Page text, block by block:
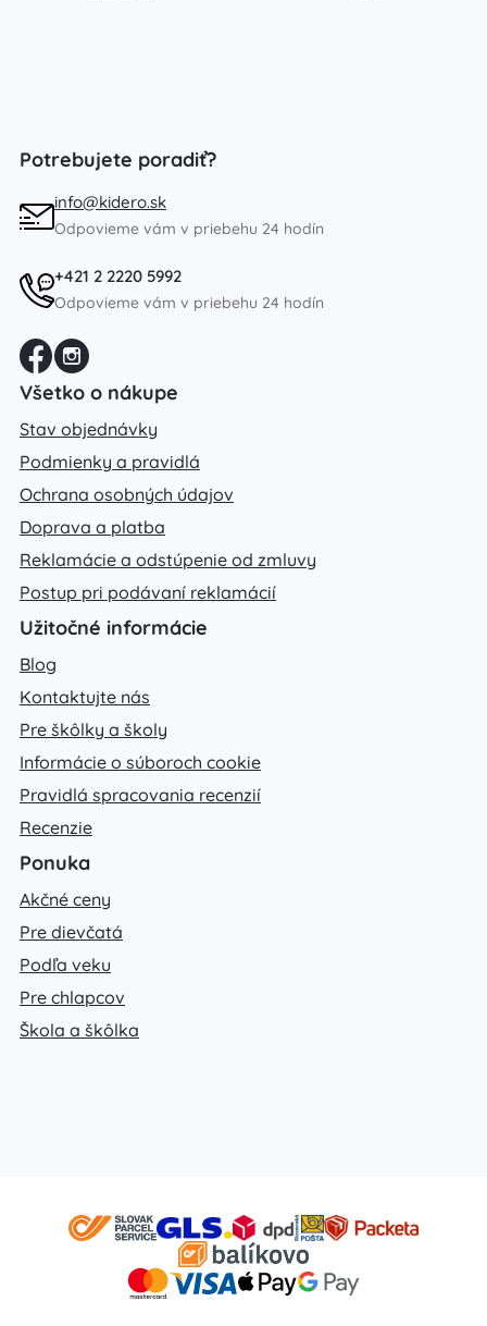
Potrebujete poradiť?
info@kidero.sk
Odpovieme vám v priebehu 24 hodín
+421 2 2220 5992
Odpovieme vám v priebehu 24 hodín
Všetko o nákupe
Stav objednávky
Podmienky a pravidlá
Ochrana osobných údajov
Doprava a platba
Reklamácie a odstúpenie od zmluvy
Postup pri podávaní reklamácií
Užitočné informácie
Blog
Kontaktujte nás
Pre škôlky a školy
Informácie o súboroch cookie
Pravidlá spracovania recenzií
Recenzie
Ponuka
Akčné ceny
Pre dievčatá
Podľa veku
Pre chlapcov
Škola a škôlka